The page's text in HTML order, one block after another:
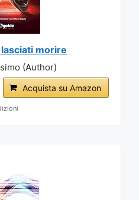
morire
(Author)
Acquista su Amazon